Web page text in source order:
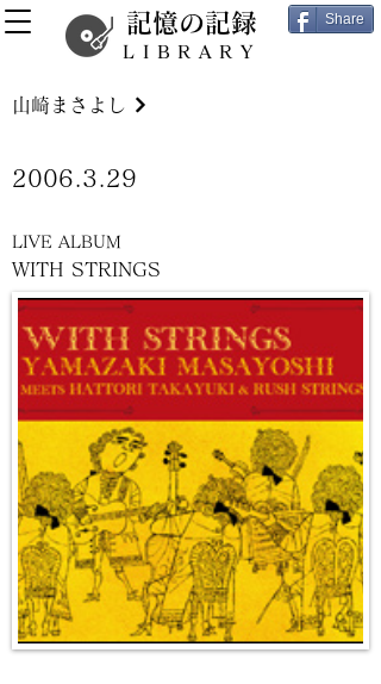
記憶の記録
LIBRARY
Share
WITH STRINGS
山崎まさよし
2006.3.29
LIVE ALBUM